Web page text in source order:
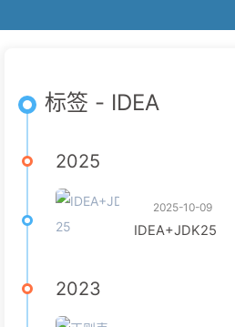
标签 - IDEA
2025
2025-10-09
IDEA+JDK25
2023